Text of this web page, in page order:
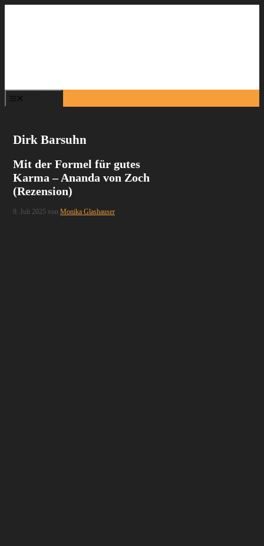
Dirk Barsuhn
Mit der Formel für gutes
Karma – Ananda von Zoch
(Rezension)
9. Juli 2025 vonMonika Glashauser